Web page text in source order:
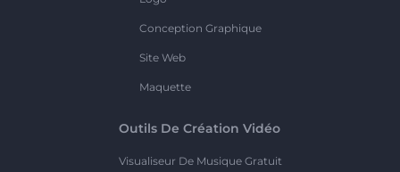
Conception Graphique
Site Web
Maquette
Outils De Création Vidéo
Visualiseur De Musique Gratuit